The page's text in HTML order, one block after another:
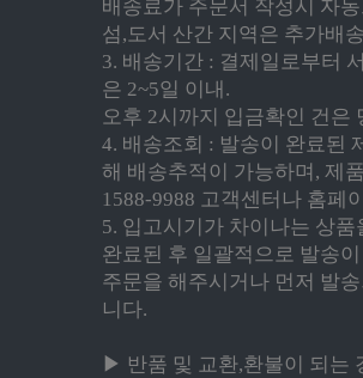
배송료가 주문서 작성시 자
섬,도서 산간 지역은 추가배
3. 배송기간 : 결제일로부터
은 2~5일 이내.
오후 2시까지 입금확인 건은
4. 배송조회 : 발송이 완료된
해 배송추적이 가능하며, 제
1588-9988 고객센터나 홈페
5. 입고시기가 차이나는 상
완료된 후 일괄적으로 발송
주문을 해주시거나 먼저 발
니다.
▶ 반품 및 교환,환불이 되는